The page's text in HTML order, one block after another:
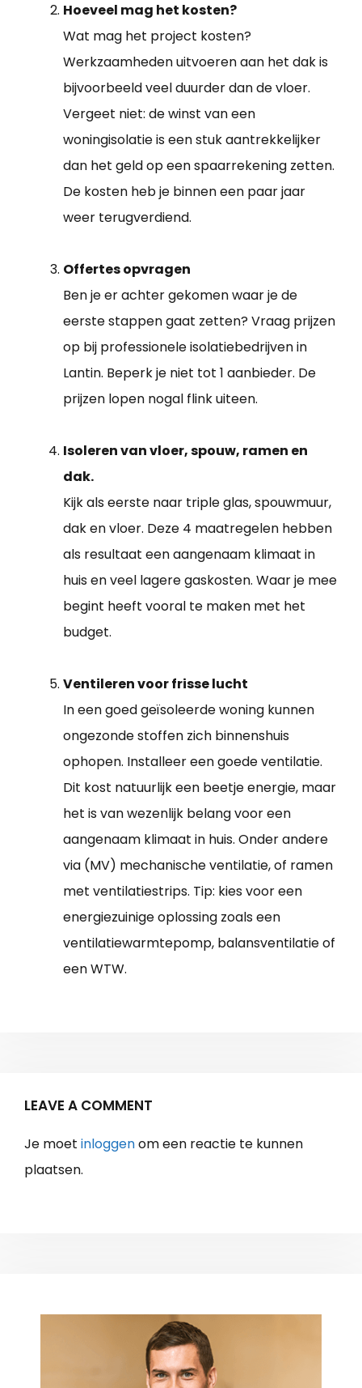
Hoeveel mag het kosten?
Wat mag het project kosten?
Werkzaamheden uitvoeren aan het dak is
bijvoorbeeld veel duurder dan de vloer.
Vergeet niet: de winst van een
woningisolatie is een stuk aantrekkelijker
dan het geld op een spaarrekening zetten.
De kosten heb je binnen een paar jaar
weer terugverdiend.
Offertes opvragen
Ben je er achter gekomen waar je de
eerste stappen gaat zetten? Vraag prijzen
op bij professionele isolatiebedrijven in
Lantin. Beperk je niet tot 1 aanbieder. De
prijzen lopen nogal flink uiteen.
Isoleren van vloer, spouw, ramen en
dak.
Kijk als eerste naar triple glas, spouwmuur,
dak en vloer. Deze 4 maatregelen hebben
als resultaat een aangenaam klimaat in
huis en veel lagere gaskosten. Waar je mee
begint heeft vooral te maken met het
budget.
Ventileren voor frisse lucht
In een goed geïsoleerde woning kunnen
ongezonde stoffen zich binnenshuis
ophopen. Installeer een goede ventilatie.
Dit kost natuurlijk een beetje energie, maar
het is van wezenlijk belang voor een
aangenaam klimaat in huis. Onder andere
via (MV) mechanische ventilatie, of ramen
met ventilatiestrips. Tip: kies voor een
energiezuinige oplossing zoals een
ventilatiewarmtepomp, balansventilatie of
een WTW.
LEAVE A COMMENT
Je moet inloggenom een reactie te kunnen
plaatsen.